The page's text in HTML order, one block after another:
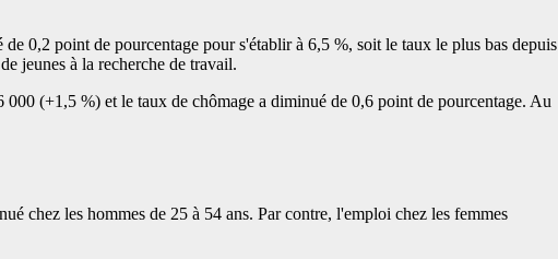
0,2 point de pourcentage pour s'établir à 6,5 %, soit le taux le plus bas depuis
jeunes à la recherche de travail.
(+1,5 %) et le taux de chômage a diminué de 0,6 point de pourcentage. Au
chez les hommes de 25 à 54 ans. Par contre, l'emploi chez les femmes